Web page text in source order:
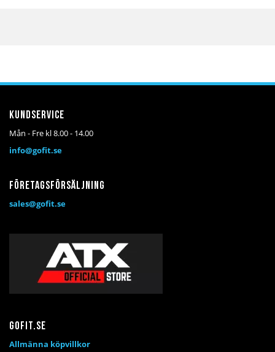
Kundservice
Mån - Fre kl 8.00 - 14.00
info@gofit.se
Företagsförsäljning
sales@gofit.se
Gofit.se
Allmänna köpvillkor